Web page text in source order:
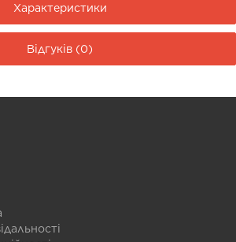
Характеристики
Відгуків (0)